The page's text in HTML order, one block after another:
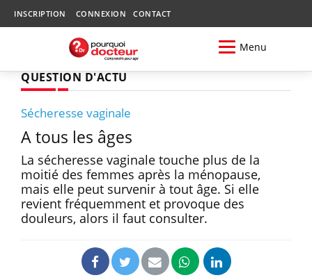
INSCRIPTION CONNEXION CONTACT
Menu
QUESTION D'ACTU
Sécheresse vaginale
A tous les âges
La sécheresse vaginale touche plus de la
moitié des femmes après la ménopause,
mais elle peut survenir à tout âge. Si elle
revient fréquemment et provoque des
douleurs, alors il faut consulter.